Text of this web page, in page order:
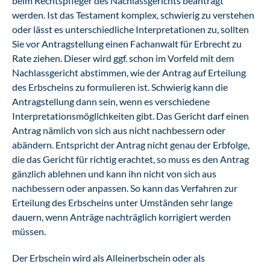
werden. Ist das Testament komplex, schwierig zu verstehen
oder lässt es unterschiedliche Interpretationen zu, sollten
Sie vor Antragstellung einen Fachanwalt für Erbrecht zu
Rate ziehen. Dieser wird ggf. schon im Vorfeld mit dem
Nachlassgericht abstimmen, wie der Antrag auf Erteilung
des Erbscheins zu formulieren ist. Schwierig kann die
Antragstellung dann sein, wenn es verschiedene
Interpretationsmöglichkeiten gibt. Das Gericht darf einen
Antrag nämlich von sich aus nicht nachbessern oder
abändern. Entspricht der Antrag nicht genau der Erbfolge,
die das Gericht für richtig erachtet, so muss es den Antrag
gänzlich ablehnen und kann ihn nicht von sich aus
nachbessern oder anpassen. So kann das Verfahren zur
Erteilung des Erbscheins unter Umständen sehr lange
dauern, wenn Anträge nachträglich korrigiert werden
müssen.
Der Erbschein wird als Alleinerbschein oder als